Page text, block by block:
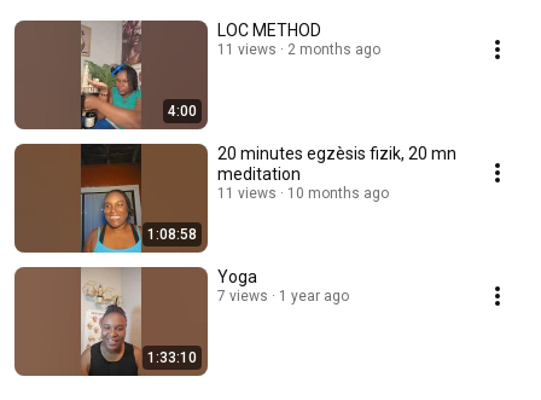
4:00
LOC METHOD
11 views 2 months ago
1:08:58
20 minutes egzèsis fizik, 20 mn
meditation
11 views 10 months ago
1:33:10
Yoga
7 views 1 year ago